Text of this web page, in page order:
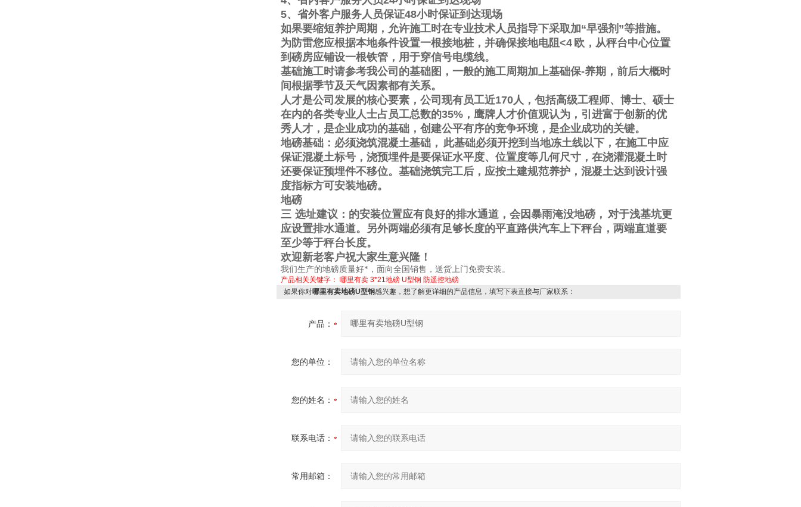
5、省外客户服务人员保证48小时保证到达现场
如果要缩短养护周期，允许施工时在专业技术人员指导下采取加“早强剂 ”等措施。
为防雷您应根据本地条件设置一根接地桩，并确保接地电阻<4 欧，从秤台中心位置
到磅房应铺设一根铁管，用于穿信号电缆线。
基础施工时请参考我公司的基础图，一般的施工周期加上基础保-养期，前后大概时
间根据季节及天气因素都有关系。
人才是公司发展的核心要素，公司现有员工近170人，包括高级工程师、博士、硕士
在内的各类专业人士占员工总数的35% ，鹰牌人才价值观认为，引进富于创新的优
秀人才，是企业成功的基础，创建公平有序的竞争环境，是企业成功的关键。
地磅基础：必须浇筑混凝土基础， 此基础必须开挖到当地冻土线以下，在施工中应
保证混凝土标号，浇预埋件是要保证水平度、位置度等几何尺寸，在浇灌混凝土时
还要保证预埋件不移位。基础浇筑完工后，应按土建规范养护，混凝土达到设计强
度指标方可安装地磅。
地磅
三 选址建议：的安装位置应有良好的排水通道，会因暴雨淹没地磅， 对于浅基坑更
应设置排水通道。另外两端必须有足够长度的平直路供汽车上下秤台，两端直道要
至少等于秤台长度。
欢迎新老客户祝大家生意兴隆！
我们生产的地磅质量好*，面向全国销售，送货上门免费安装。
产品相关关键字： 哪里有卖 3*21地磅 U型钢 防遥控地磅
如果你对哪里有卖地磅U型钢感兴趣，想了解更详细的产品信息，填写下表直接与厂家联系：
产品：
您的单位：
您的姓名：
联系电话：
常用邮箱：